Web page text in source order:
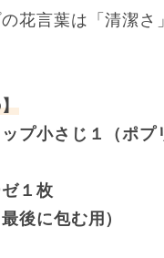
花言葉は「清潔
プ小さじ１（ポプ
１枚
後に包む用）